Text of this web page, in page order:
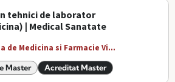
tehnici de laborator
| Medical Sanatate
de Medicina si Farmacie Vi...
Master Acreditat Master